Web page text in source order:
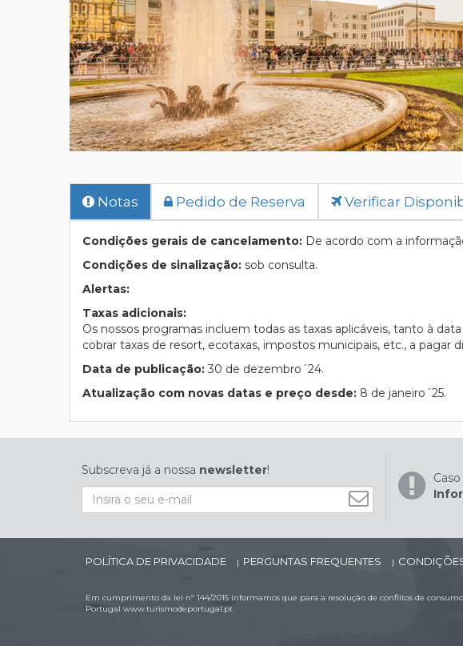
Notas Pedido de Reserva Verificar
Condições gerais de cancelamento: De acordo com a
Condições de sinalização: sob consulta.
Alertas:
Taxas adicionais:
Os nossos programas incluem todas as taxas aplicáveis, tanto à
cobrar taxas de resort, ecotaxas, impostos municipais, etc., a
Data de publicação: 30 de dezembro´24.
Atualização com novas datas e preço desde: 8 de janeiro´25.
Subscreva já a nossa newsletter!
POLÍTICA DE PRIVACIDADE | PERGUNTAS FREQUENTES |
Em cumprimento da lei nº 144/2015 informamos que para a resolução de conflitos de
Portugal www.turismodeportugal.pt